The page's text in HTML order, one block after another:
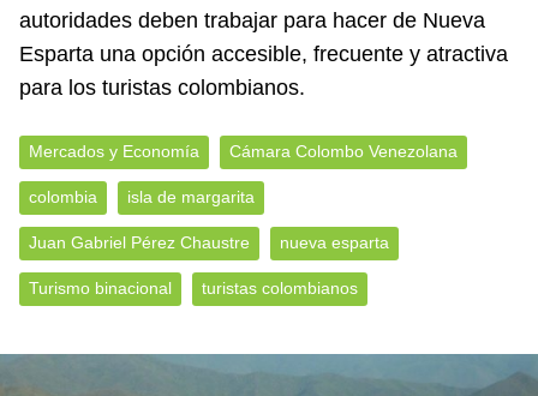
autoridades deben trabajar para hacer de Nueva
Esparta una opción accesible, frecuente y atractiva
para los turistas colombianos.
Mercados y Economía Cámara Colombo Venezolana
colombia isla de margarita
Juan Gabriel Pérez Chaustre nueva esparta
Turismo binacional turistas colombianos